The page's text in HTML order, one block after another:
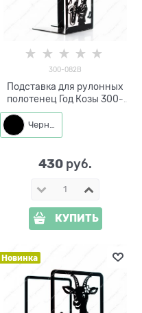
300-082B
Подставка для рулонных
полотенец Год Козы 300-
082 металл
Черный
430 руб.
КУПИТЬ
Новинка